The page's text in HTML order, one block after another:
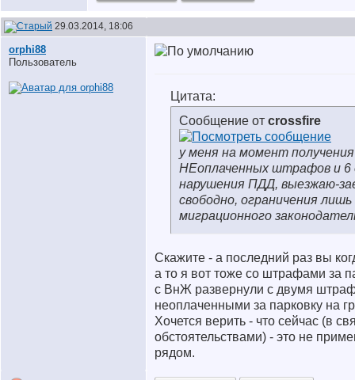
29.03.2014, 18:06
orphi88
Пользователь
Цитата:
Сообщение от crossfire
у меня на момент
НЕоплаченных штрафов и 6
нарушения ПДД, выезжаю-
свободно, ограничения
миграционного
Скажите - а последний раз вы
а то я вот тоже со штрафами за
с ВнЖ развернули с двумя
неоплаченными за парковку на
Хочется верить - что сейчас (в
обстоятельствами) - это не
рядом.